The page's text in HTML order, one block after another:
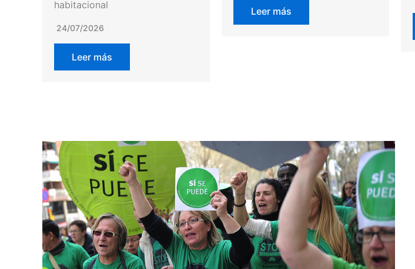
habitacional
24/07/2026
Leer más
Leer más